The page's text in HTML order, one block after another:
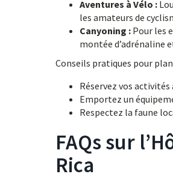
Aventures à Vélo :
les amateurs de
Canyoning : Pour les
montée d’adrénaline
Conseils pratiques pour
Réservez vos activités
Emportez un
Respectez la faune
FAQs sur
Rica